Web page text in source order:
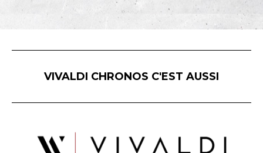
VIVALDI CHRONOS C'EST AUSSI